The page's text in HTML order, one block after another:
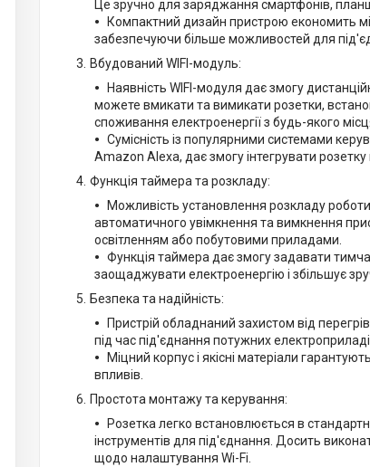
Це зручно для заряджання смартфонів,
Компактний дизайн пристрою економить
забезпечуючи більше можливостей для
Вбудований WIFI-модуль:
Наявність WIFI-модуля дає змогу
можете вмикати та вимикати розетки,
споживання електроенергії з будь-якого
Сумісність із популярними системами
Amazon Alexa, дає змогу інтегрувати
Функція таймера та розкладу:
Можливість установлення розкладу
автоматичного увімкнення та вимкнення
освітленням або побутовими приладами.
Функція таймера дає змогу задавати
заощаджувати електроенергію і збільшує
Безпека та надійність:
Пристрій обладнаний захистом від
під час під'єднання потужних
Міцний корпус і якісні матеріали
впливів.
Простота монтажу та керування:
Розетка легко встановлюється в
інструментів для під'єднання. Досить
щодо налаштування Wi-Fi.